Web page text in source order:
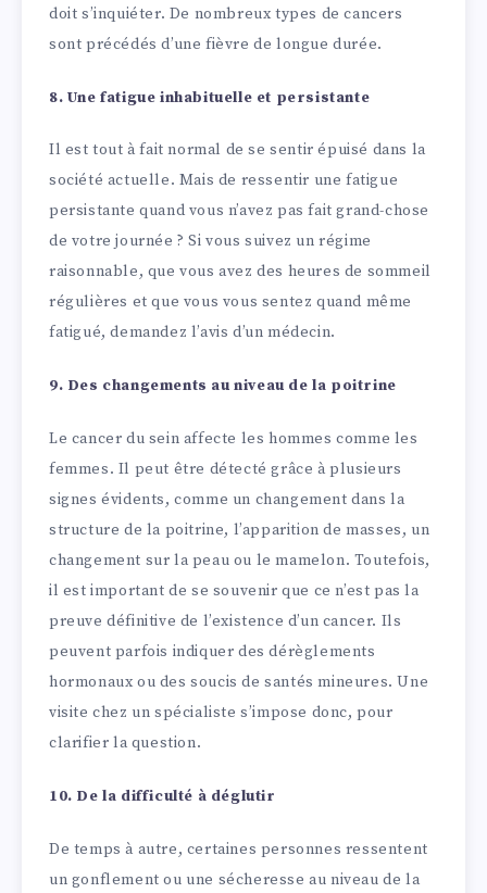
doit s’inquiéter. De nombreux types de cancers
sont précédés d’une fièvre de longue durée.
8. Une fatigue inhabituelle et persistante
Il est tout à fait normal de se sentir épuisé dans la
société actuelle. Mais de ressentir une fatigue
persistante quand vous n’avez pas fait grand-chose
de votre journée ? Si vous suivez un régime
raisonnable, que vous avez des heures de sommeil
régulières et que vous vous sentez quand même
fatigué, demandez l’avis d’un médecin.
9. Des changements au niveau de la poitrine
Le cancer du sein affecte les hommes comme les
femmes. Il peut être détecté grâce à plusieurs
signes évidents, comme un changement dans la
structure de la poitrine, l’apparition de masses, un
changement sur la peau ou le mamelon. Toutefois,
il est important de se souvenir que ce n’est pas la
preuve définitive de l’existence d’un cancer. Ils
peuvent parfois indiquer des dérèglements
hormonaux ou des soucis de santés mineures. Une
visite chez un spécialiste s’impose donc, pour
clarifier la question.
10. De la difficulté à déglutir
De temps à autre, certaines personnes ressentent
un gonflement ou une sécheresse au niveau de la